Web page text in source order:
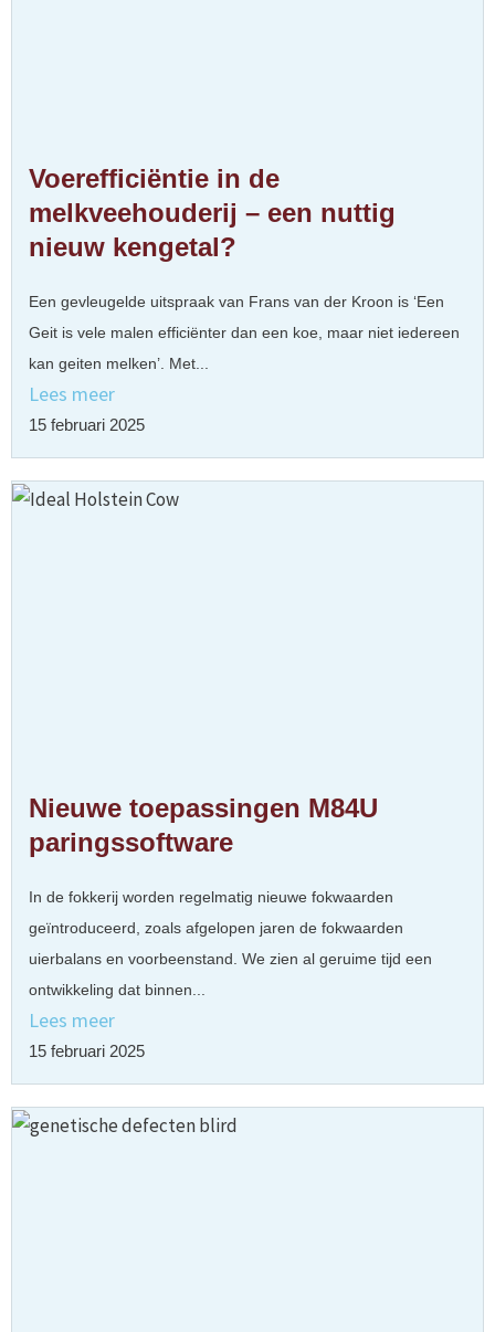
Voerefficiëntie in de
melkveehouderij – een nuttig
nieuw kengetal?
Een gevleugelde uitspraak van Frans van der Kroon is ‘Een
Geit is vele malen efficiënter dan een koe, maar niet iedereen
kan geiten melken’. Met...
Lees meer
15 februari 2025
Nieuwe toepassingen M84U
paringssoftware
In de fokkerij worden regelmatig nieuwe fokwaarden
geïntroduceerd, zoals afgelopen jaren de fokwaarden
uierbalans en voorbeenstand. We zien al geruime tijd een
ontwikkeling dat binnen...
Lees meer
15 februari 2025